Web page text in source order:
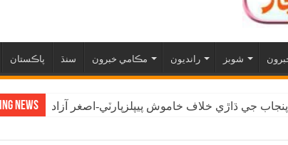
پاڪستان سنڌ مڪامي خبرون رانديون شوبز
News جي ڌاڙي خلاف خاموش پيپلزپارٽي-اصغر آزاد